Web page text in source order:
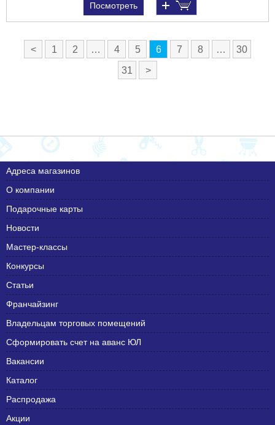
Посмотреть
< 1 2 … 4 5 6 7 8 …
30
31
>
Адреса магазинов
О компании
Подарочные карты
Новости
Мастер-классы
Конкурсы
Статьи
Франчайзинг
Владельцам торговых помещений
Сформировать счет на аванс ЮЛ
Вакансии
Каталог
Распродажа
Акции